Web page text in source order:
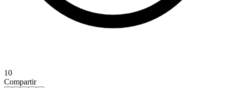
10
Compartir